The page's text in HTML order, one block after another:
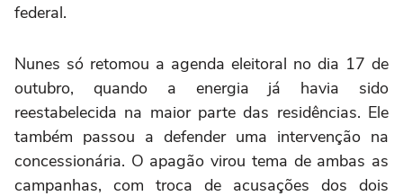
federal.
Nunes só retomou a agenda eleitoral no dia 17 de
outubro, quando a energia já havia sido
reestabelecida na maior parte das residências. Ele
também passou a defender uma intervenção na
concessionária. O apagão virou tema de ambas as
campanhas, com troca de acusações dos dois